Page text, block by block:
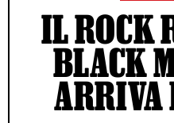
IL ROCK
BLACK